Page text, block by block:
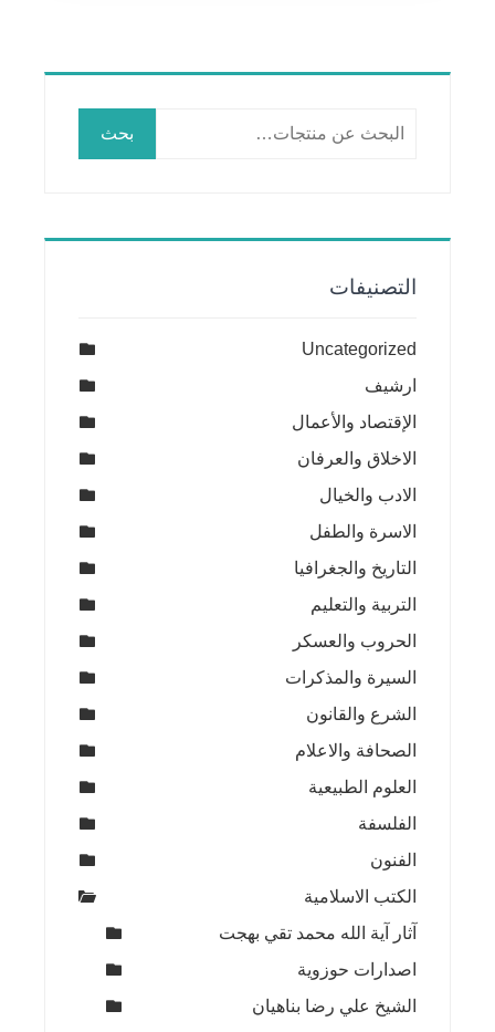
بحث
التصنيفات
Uncategorized
ارشيف
الإقتصاد والأعمال
الاخلاق والعرفان
الادب والخيال
الاسرة والطفل
التاريخ والجغرافيا
التربية والتعليم
الحروب والعسكر
السيرة والمذكرات
الشرع والقانون
الصحافة والاعلام
العلوم الطبيعية
الفلسفة
الفنون
الكتب الاسلامية
آثار آية الله محمد تقي بهجت
اصدارات حوزوية
الشيخ علي رضا بناهيان